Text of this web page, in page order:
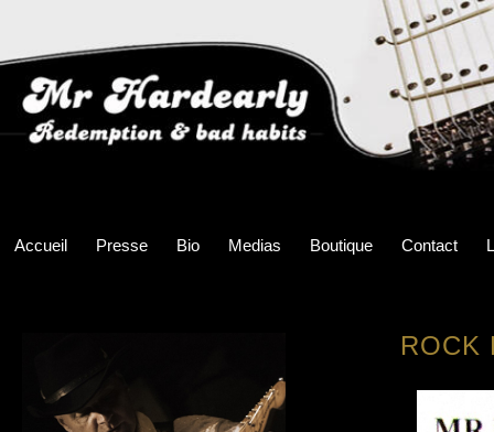
Accueil Presse Bio Medias Boutique Contact
ROCK